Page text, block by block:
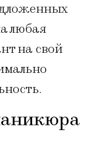
любая
на свой